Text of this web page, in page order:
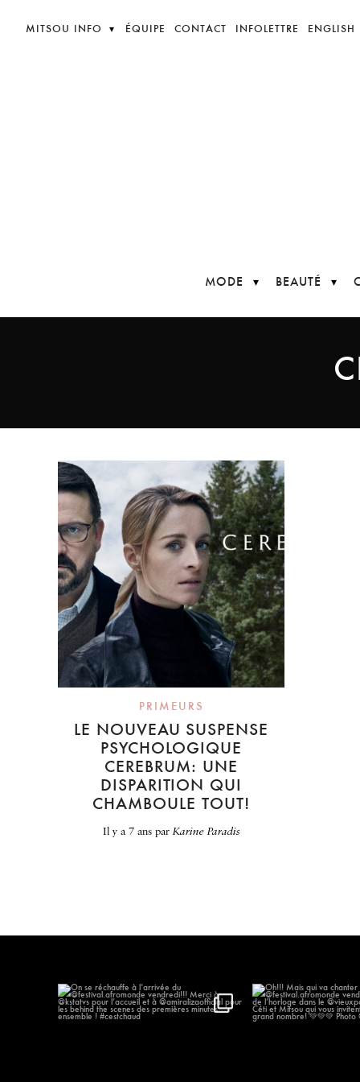
MITSOU INFO ÉQUIPE CONTACT INFOLETTRE ENGLISH
MODE BEAUTÉ
PRIMEURS
LE NOUVEAU SUSPENSE
PSYCHOLOGIQUE
CEREBRUM: UNE
DISPARITION QUI
CHAMBOULE TOUT!
il y a 7 anspar Karine Paradis
On se réchauffe à l’arrivée du...
Oh!!! Mais qui